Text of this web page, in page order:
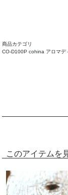
商品カテゴリ
CO-D100P cohina アロマデ
このアイテムを